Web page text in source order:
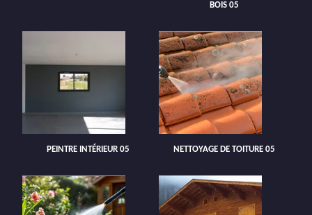
BOIS 05
PEINTRE INTÉRIEUR 05 NETTOYAGE DE TOITURE 05